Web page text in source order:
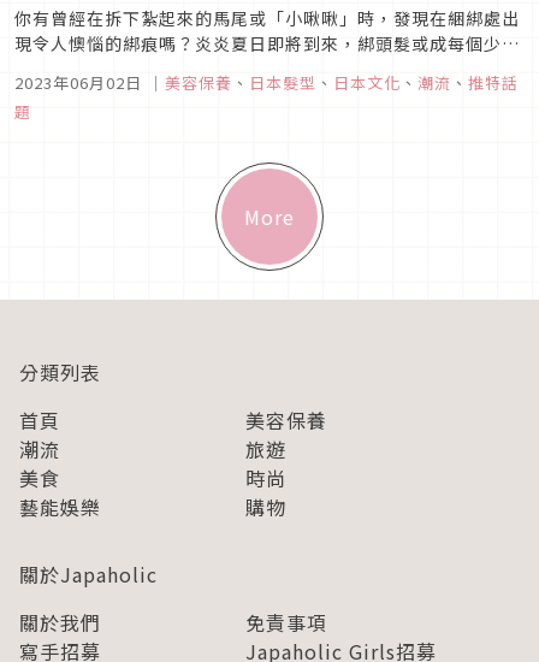
你有曾經在拆下紮起來的馬尾或「小啾啾」時，發現在綑綁處出
現令人懊惱的綁痕嗎？炎炎夏日即將到來，綁頭髮或成每個少女
在穿搭與造型上不可或缺的選擇，但這樣的髮型似乎又可能會伴
隨著不請自來、破壞美感的髮痕？這題到底該怎麼解呢？不如就
來試試看日本警視廳警備部災害對策課（@MPD_bousai）所提
2023年06月02日 ｜ 美容保養 、 日本髮型 、 日本文化 、 潮流 、 推特話
題
More
分類列表
首頁
美容保養
潮流
旅遊
美食
時尚
藝能娛樂
購物
關於Japaholic
關於我們
免責事項
寫手招募
Japaholic Girls招募